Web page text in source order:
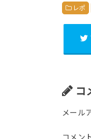
レポ
コ
メール
コメン